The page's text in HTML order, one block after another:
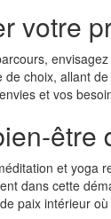
votre
de choix, allant
et vos
être
et yoga
dans cette
paix intérieur